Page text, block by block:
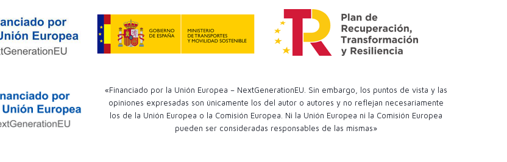
«Financiado por la Unión Europea – NextGenerationEU. Sin embargo, los puntos de vista y las
opiniones expresadas son únicamente los del autor o autores y no reflejan necesariamente
los de la Unión Europea o la Comisión Europea. Ni la Unión Europea ni la Comisión Europea
pueden ser consideradas responsables de las mismas»